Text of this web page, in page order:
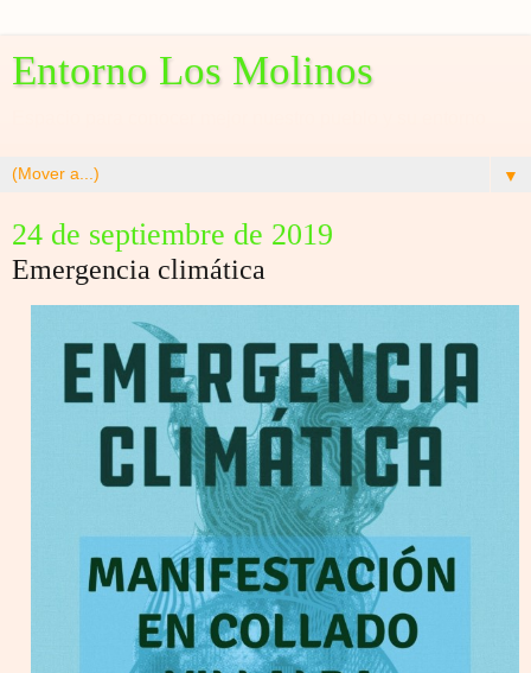
Entorno Los Molinos
▼
24 de septiembre de 2019
Emergencia climática